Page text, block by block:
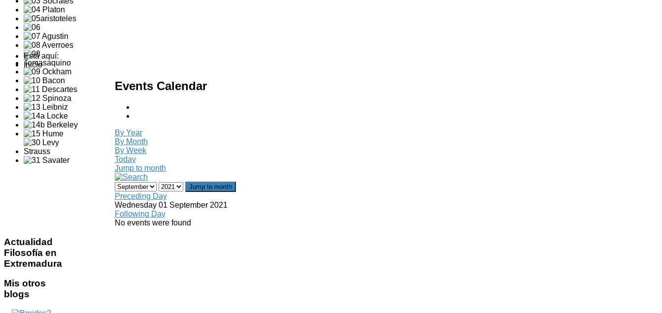
Está aquí:
Inicio
Events Calendar
By Year
By Month
By Week
Today
Jump to month
Jump to month
Preceding Day
Wednesday 01 September 2021
Following Day
No events were found
Actualidad
Filosofía en
Extremadura
Mis otros
blogs